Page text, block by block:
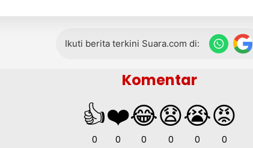
Ikuti berita terkini Suara.com di:
Komentar
👍
0
❤️
0
😂
0
😧
0
😭
0
😡
0